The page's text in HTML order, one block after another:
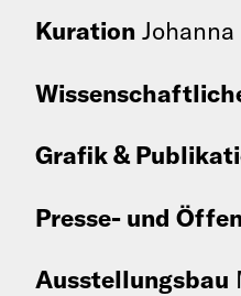
Kuration
Grafik &
Presse- und
Ausstellungsbau